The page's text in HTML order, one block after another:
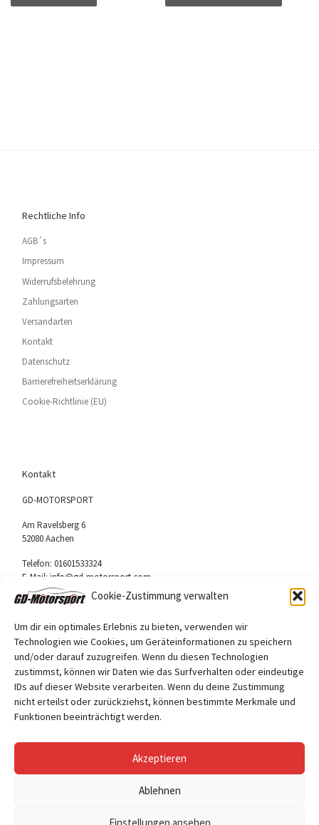
Cookie-Zustimmung verwalten
Um dir ein optimales Erlebnis zu bieten, verwenden wir
Technologien wie Cookies, um Geräteinformationen zu speichern
und/oder darauf zuzugreifen. Wenn du diesen Technologien
zustimmst, können wir Daten wie das Surfverhalten oder eindeutige
IDs auf dieser Website verarbeiten. Wenn du deine Zustimmung
nicht erteilst oder zurückziehst, können bestimmte Merkmale und
Funktionen beeinträchtigt werden.
Akzeptieren
Ablehnen
Einstellungen ansehen
Rechtliche Info
AGB´s
Impressum
Widerrufsbelehrung
Zahlungsarten
Versandarten
Kontakt
Datenschutz
Barrierefreiheitserklärung
Cookie-Richtlinie (EU)
Kontakt
GD-MOTORSPORT
Am Ravelsberg 6
52080 Aachen
Telefon: 01601533324
E-Mail: info@gd-motorsport.com
Folge uns
Facebook